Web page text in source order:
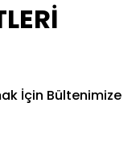
İçin Bültenimize